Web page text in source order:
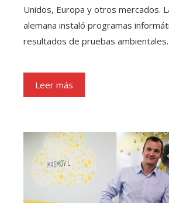
Unidos, Europa y otros mercados.
alemana instaló programas
resultados de pruebas
Leer más